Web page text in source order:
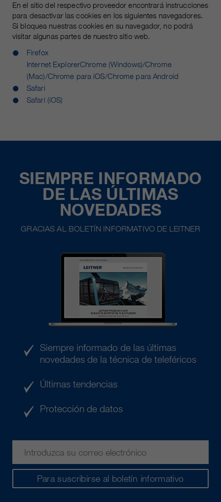
En el sitio del respectivo proveedor encontrará instrucciones
para desactivar las cookies en los siguientes navegadores.
Si bloquea nuestras cookies en su navegador, no podrá
visitar algunas partes de nuestro sitio web.
Firefox
Internet ExplorerChrome (Windows)/Chrome
(Mac)/Chrome para iOS/Chrome para Android
Safari
Safari (iOS)
SIEMPRE INFORMADO
DE LAS ÚLTIMAS
NOVEDADES
GRACIAS AL BOLETÍN INFORMATIVO DE LEITNER
Para suscribirse al boletín informativo
Siempre informado de las últimas
novedades de la técnica de teleféricos
Últimas tendencias
Protección de datos